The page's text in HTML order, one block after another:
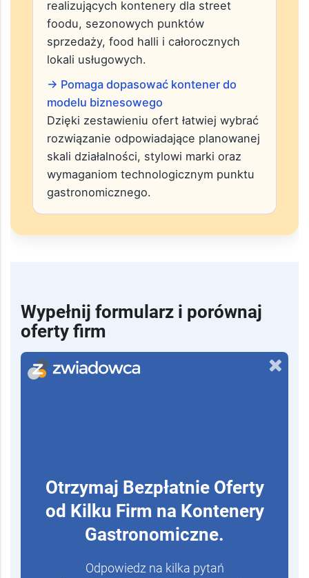
realizujących kontenery dla street
foodu, sezonowych punktów
sprzedaży, food halli i całorocznych
lokali usługowych.
→ Pomaga dopasować kontener do
modelu biznesowego
Dzięki zestawieniu ofert łatwiej wybrać
rozwiązanie odpowiadające planowanej
skali działalności, stylowi marki oraz
wymaganiom technologicznym punktu
gastronomicznego.
Wypełnij formularz i porównaj
oferty firm
Otrzymaj Bezpłatnie Oferty
od Kilku Firm na Kontenery
Gastronomiczne.
Odpowiedz na kilka pytań